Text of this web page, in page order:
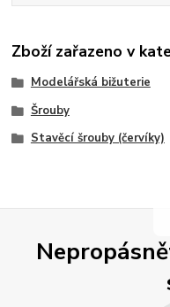
Zboží zařazeno v
Modelářská bižuterie
Šrouby
Stavěcí šrouby (červíky)